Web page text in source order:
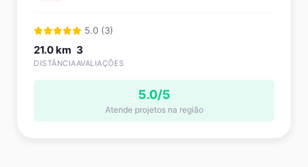
5.0 (3)
21.0 km
DISTÂNCIA
3
AVALIAÇÕES
5.0/5
Atende projetos na região